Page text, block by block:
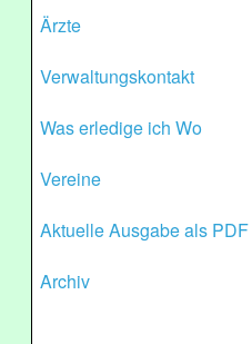
Ärzte
Verwaltungskontakt
Was erledige ich Wo
Vereine
Aktuelle Ausgabe als PDF
Archiv